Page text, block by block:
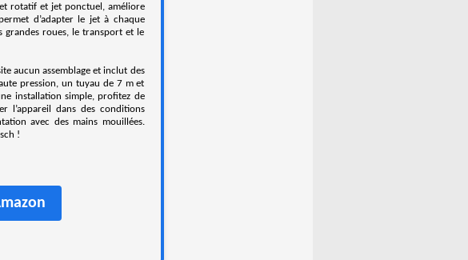
rotatif et jet ponctuel, améliore
d’adapter le jet à chaque
grandes roues, le transport et le
aucun assemblage et inclut des
pression, un tuyau de 7 m et
installation simple, profitez de
l’appareil dans des conditions
avec des mains mouillées.
!